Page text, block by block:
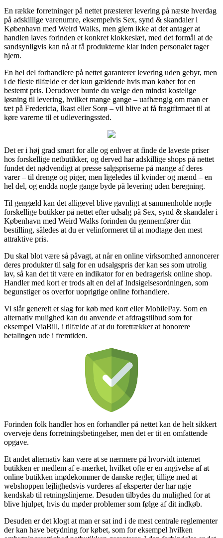
En række forretninger på nettet præsterer levering på næste hverdag
på adskillige varenumre, eksempelvis Sex, synd & skandaler i
København med Weird Walks, men glem ikke at det antager at
handlen laves forinden et konkret klokkeslæt, med det formål at de
sandsynligvis kan nå at få produkterne klar inden personalet tager
hjem.
En hel del forhandlere på nettet garanterer levering uden gebyr, men
i de fleste tilfælde er det kun gældende hvis man køber for en
bestemt pris. Derudover burde du vælge den mindst kostelige
løsning til levering, hvilket mange gange – uafhængig om man er
tæt på Fredericia, Ikast eller Sorø – vil blive at få fragtfirmaet til at
køre varerne til et udleveringssted.
Det er i høj grad smart for alle og enhver at finde de laveste priser
hos forskellige netbutikker, og derved har adskillige shops på nettet
fundet det nødvendigt at presse salgspriserne på mange af deres
varer – til drenge og piger, men ligeledes til kvinder og mænd – en
hel del, og endda nogle gange byde på levering uden beregning.
Til gengæld kan det alligevel blive gavnligt at sammenholde nogle
forskellige butikker på nettet efter udsalg på Sex, synd & skandaler i
København med Weird Walks forinden du gennemfører din
bestilling, således at du er velinformeret til at modtage den mest
attraktive pris.
Du skal blot være så påvagt, at når en online virksomhed annoncerer
deres produkter til salg for en udsalgspris der kan ses som utrolig
lav, så kan det tit være en indikator for en bedragerisk online shop.
Handler med kort er trods alt en del af Indsigelsesordningen, som
begunstiger os overfor uoprigtige online forhandlere.
Vi slår generelt et slag for køb med kort eller MobilePay. Som en
alternativ mulighed kan du anvende et afdragstilbud som for
eksempel ViaBill, i tilfælde af at du foretrækker at honorere
betalingen ude i fremtiden.
Forinden folk handler hos en forhandler på nettet kan de helt sikkert
overveje dens forretningsbetingelser, men det er tit en omfattende
opgave.
Et andet alternativ kan være at se nærmere på hvorvidt internet
butikken er medlem af e-mærket, hvilket ofte er en angivelse af at
online butikken imødekommer de danske regler, tillige med at
webshoppen lejlighedsvis vurderes af eksperter der har nøje
kendskab til retningslinjerne. Desuden tilbydes du mulighed for at
blive hjulpet, hvis du møder problemer som følge af dit indkøb.
Desuden er det klogt at man er sat ind i de mest centrale reglementer
der kan have betydning for købet, som for eksempel hvilken